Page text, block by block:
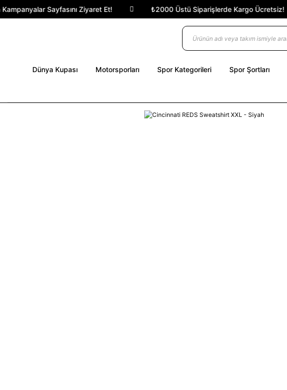
Sayfasını Ziyaret Et! ₺2000 Üstü Siparişlerde Kargo Ücretsiz!
Dünya Kupası Motorsporları Spor Kategorileri Spor Şortları